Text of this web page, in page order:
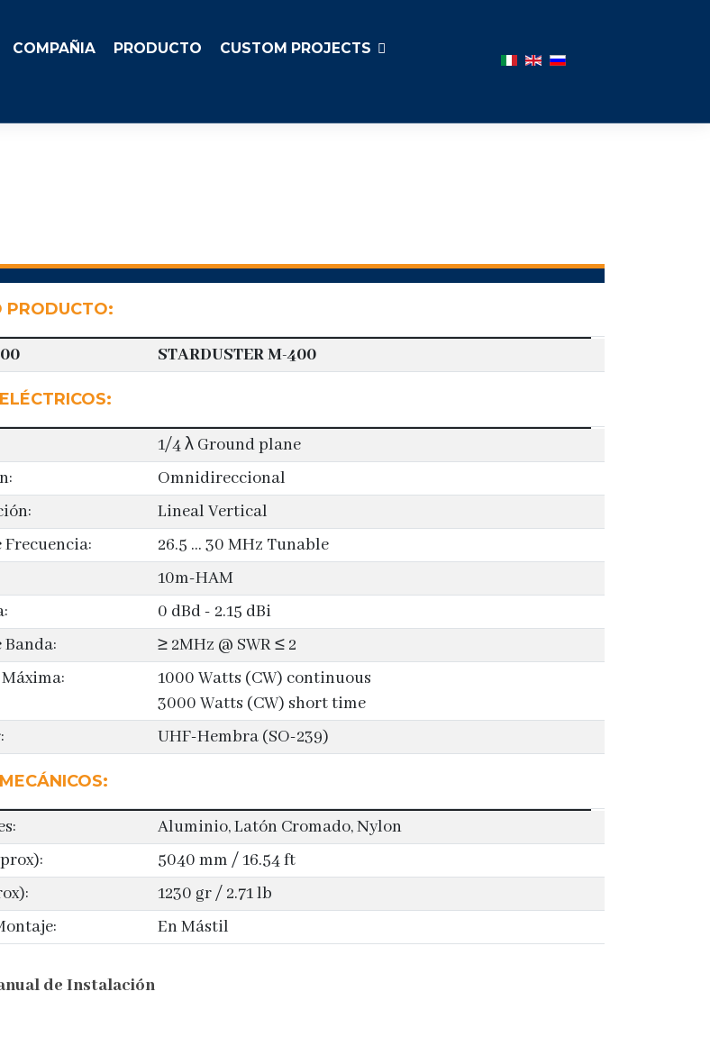
COMPAÑIA PRODUCTO CUSTOM PROJECTS Seleccione su idioma
PRODUCTO:
STARDUSTER M-400
1/4 λ Ground plane
Omnidireccional
Lineal Vertical
Frecuencia:
26.5 ... 30 MHz Tunable
10m-HAM
0 dBd - 2.15 dBi
Banda:
≥ 2MHz @ SWR ≤ 2
1000 Watts (CW) continuous
3000 Watts (CW) short time
UHF-Hembra (SO-239)
Aluminio, Latón Cromado, Nylon
5040 mm / 16.54 ft
1230 gr / 2.71 lb
En Mástil
de Instalación